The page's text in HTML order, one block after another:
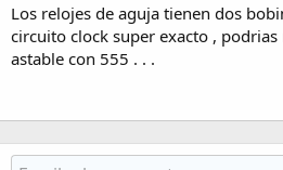
Los relojes de aguja tienen dos
circuito clock super exacto ,
astable con 555 . . .